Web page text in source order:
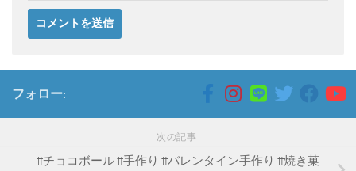
フォロー:
次の記事
#チョコボール #手作り #バレンタイン手作り #焼き菓